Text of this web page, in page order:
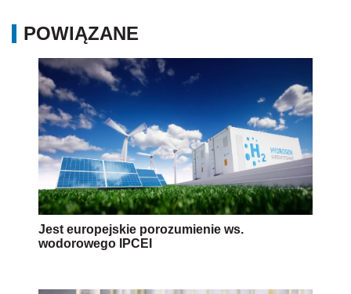
POWIĄZANE
Jest europejskie porozumienie ws.
wodorowego IPCEI